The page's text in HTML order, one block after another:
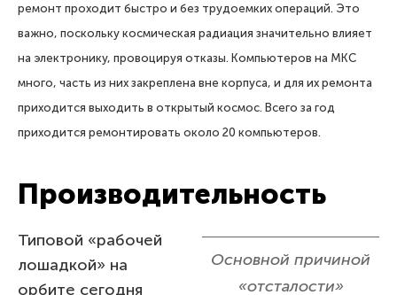
ремонт проходит быстро и без трудоемких операций. Это
важно, поскольку космическая радиация значительно влияет
на электронику, провоцируя отказы. Компьютеров на МКС
много, часть из них закреплена вне корпуса, и для их ремонта
приходится выходить в открытый космос. Всего за год
приходится ремонтировать около 20 компьютеров.
Производительность
Основной причиной
«отсталости»
Типовой «рабочей
лошадкой» на
орбите сегодня